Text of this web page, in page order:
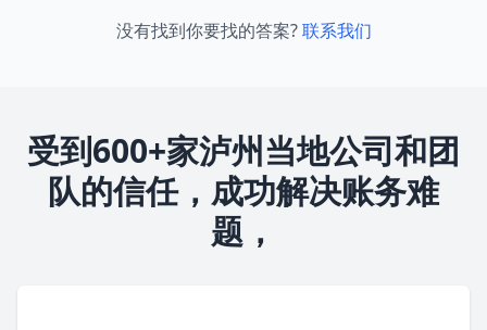
没有找到你要找的答案?联系我们
受到600+家泸州当地公司和团
队的信任，成功解决账务难
题，